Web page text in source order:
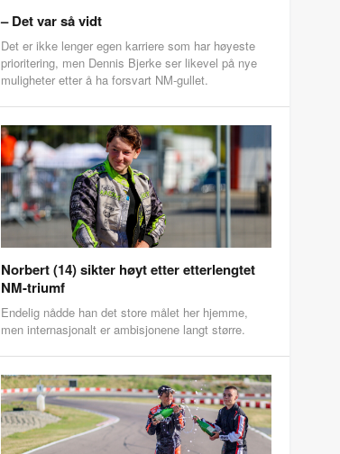
– Det var så vidt
Det er ikke lenger egen karriere som har høyeste
prioritering, men Dennis Bjerke ser likevel på nye
muligheter etter å ha forsvart NM-gullet.
Norbert (14) sikter høyt etter etterlengtet
NM-triumf
Endelig nådde han det store målet her hjemme,
men internasjonalt er ambisjonene langt større.